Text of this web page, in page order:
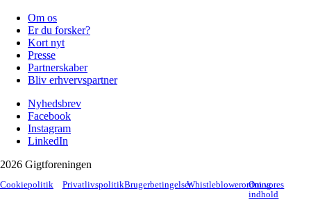
Om os
Er du forsker?
Kort nyt
Presse
Partnerskaber
Bliv erhvervspartner
Nyhedsbrev
Facebook
Instagram
LinkedIn
2026 Gigtforeningen
Cookiepolitik PrivatlivspolitikBrugerbetingelserWhistleblowerordning
Om vores
indhold